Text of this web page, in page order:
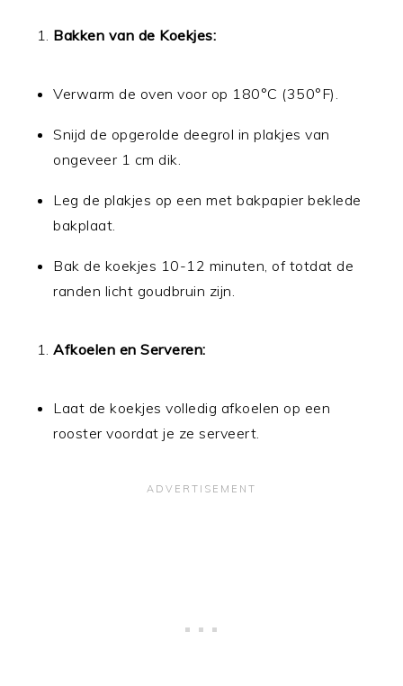
Bakken van de Koekjes:
Verwarm de oven voor op 180°C (350°F).
Snijd de opgerolde deegrol in plakjes van
ongeveer 1 cm dik.
Leg de plakjes op een met bakpapier beklede
bakplaat.
Bak de koekjes 10-12 minuten, of totdat de
randen licht goudbruin zijn.
Afkoelen en Serveren:
Laat de koekjes volledig afkoelen op een
rooster voordat je ze serveert.